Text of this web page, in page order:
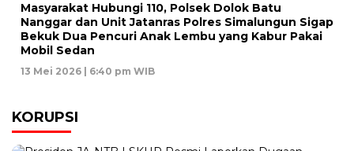
Masyarakat Hubungi 110, Polsek Dolok Batu
Nanggar dan Unit Jatanras Polres Simalungun Sigap
Bekuk Dua Pencuri Anak Lembu yang Kabur Pakai
Mobil Sedan
13 Mei 2026 | 6:40 pm WIB
KORUPSI